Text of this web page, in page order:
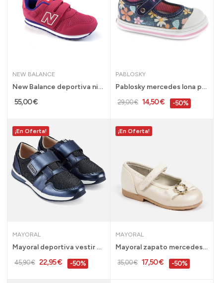
NEW BALANCE
New Balance deportiva niña rosa Mtyv373py
55,00 €
PABLOSKY
Pablosky mercedes lona para niña marino 20 al...
29,00 € 14,50 € -50%
¡En Oferta!
MAYORAL
Mayoral deportiva vestir velcro niña marino...
45,90 € 22,95 € -50%
¡En Oferta!
MAYORAL
Mayoral zapato mercedes vestir niña beige talla...
35,00 € 17,50 € -50%